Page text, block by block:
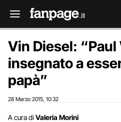
Vin Diesel: “Paul
insegnato a
papà”
28 Marzo 2015 10:32
A cura di Valeria Morini